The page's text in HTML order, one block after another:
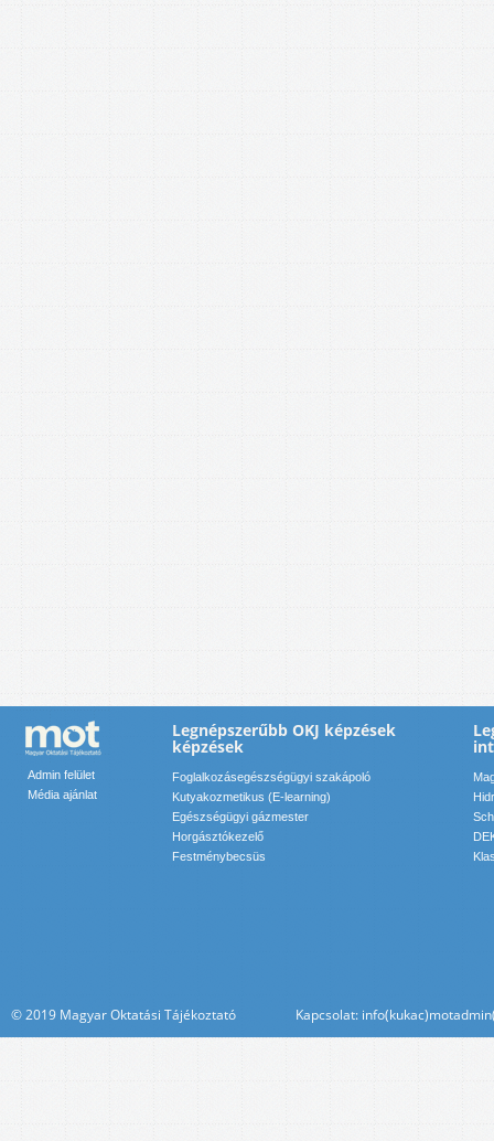
Admin felület
Média ajánlat
Legnépszerűbb OKJ képzések
képzések
Foglalkozásegészségügyi szakápoló
Kutyakozmetikus (E-learning)
Egészségügyi gázmester
Horgásztókezelő
Festménybecsüs
© 2019 Magyar Oktatási Tájékoztató Kapcsolat: